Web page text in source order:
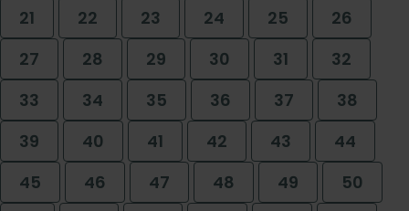
21
22 23 24 25
26
27
28 29 30 31
32
33
34 35 36 37
38
39
40 41 42 43
44
45
46 47 48 49
50